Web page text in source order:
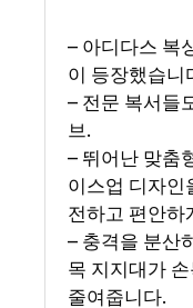
– 아디다스 복
이 등장했습니
– 전문 복서들
브.
– 뛰어난 맞춤
이스업 디자인
전하고 편안하
– 충격을 분산
목 지지대가
줄여줍니다.